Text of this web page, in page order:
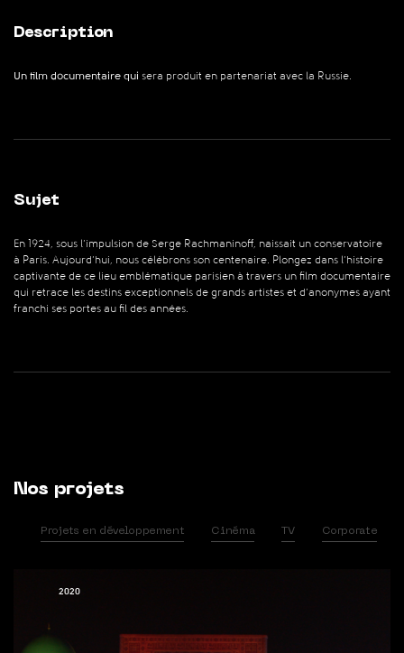
Description
Un film documentaire qui sera produit en partenariat avec la Russie.
Sujet
En 1924, sous l’impulsion de Serge Rachmaninoff, naissait un conservatoire
à Paris. Aujourd’hui, nous célébrons son centenaire. Plongez dans l’histoire
captivante de ce lieu emblématique parisien à travers un film documentaire
qui retrace les destins exceptionnels de grands artistes et d’anonymes ayant
franchi ses portes au fil des années.
Nos projets
Projets en développement Cinéma TV Corporate
2020